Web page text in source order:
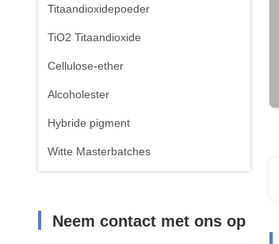
Titaandioxidepoeder
TiO2 Titaandioxide
Cellulose-ether
Alcoholester
Hybride pigment
Witte Masterbatches
Neem contact met ons op